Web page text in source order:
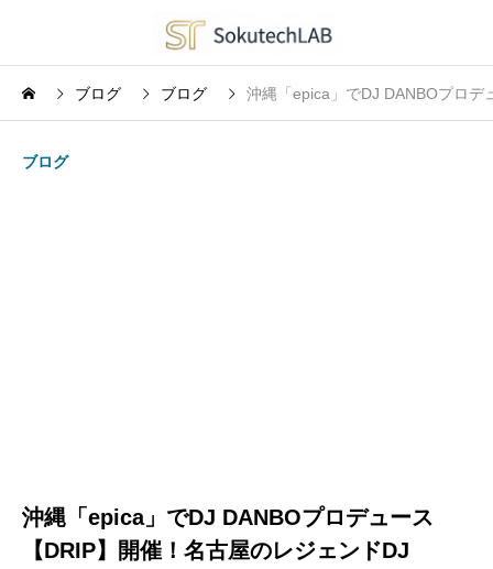
ブログ ブログ 沖縄「epica」でDJ DANBOプロデ
ブログ
沖縄「epica」でDJ DANBOプロデュース
【DRIP】開催！名古屋のレジェンドDJ